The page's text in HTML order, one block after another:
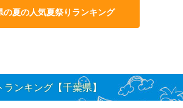
の夏の人気夏祭りランキング
ンキング【千葉県】